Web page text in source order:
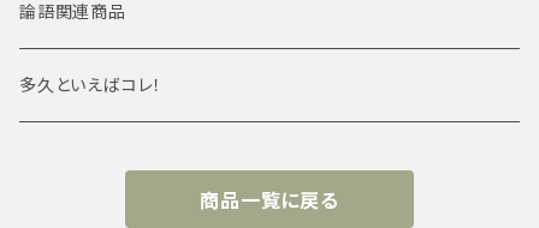
論語関連商品
多久といえばコレ！
商品一覧に戻る